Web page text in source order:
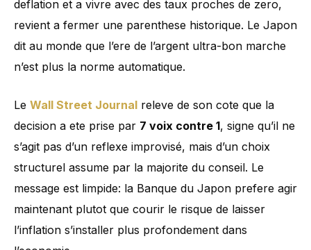
deflation et a vivre avec des taux proches de zero,
revient a fermer une parenthese historique. Le Japon
dit au monde que l’ere de l’argent ultra-bon marche
n’est plus la norme automatique.
Le Wall Street Journal releve de son cote que la
decision a ete prise par 7 voix contre 1, signe qu’il ne
s’agit pas d’un reflexe improvisé, mais d’un choix
structurel assume par la majorite du conseil. Le
message est limpide: la Banque du Japon prefere agir
maintenant plutot que courir le risque de laisser
l’inflation s’installer plus profondement dans